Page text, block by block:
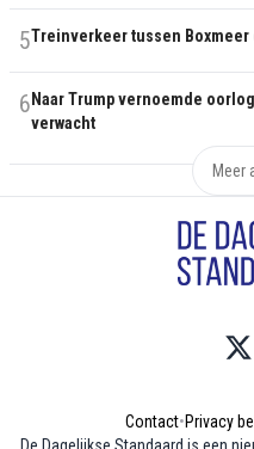
5Treinverkeer tussen Boxmeer
6 Naar Trump vernoemde
verwacht
Meer
Contact•Privacy